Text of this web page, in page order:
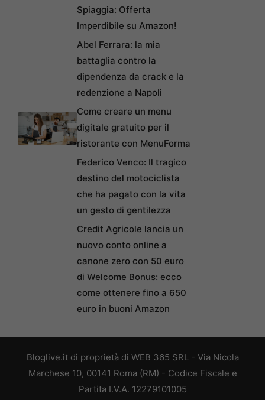
Spiaggia: Offerta
Imperdibile su Amazon!
Abel Ferrara: la mia
battaglia contro la
dipendenza da crack e la
redenzione a Napoli
Come creare un menu
digitale gratuito per il
ristorante con MenuForma
Federico Venco: Il tragico
destino del motociclista
che ha pagato con la vita
un gesto di gentilezza
Credit Agricole lancia un
nuovo conto online a
canone zero con 50 euro
di Welcome Bonus: ecco
come ottenere fino a 650
euro in buoni Amazon
Bloglive.it di proprietà di WEB 365 SRL - Via Nicola
Marchese 10, 00141 Roma (RM) - Codice Fiscale e
Partita I.V.A. 12279101005